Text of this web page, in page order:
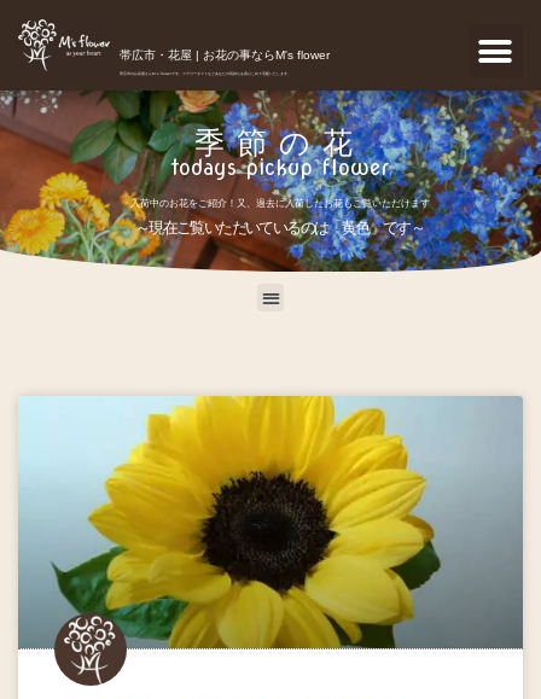
帯広市・花屋 | お花の事ならM's flower
帯広市のお花屋さんM's flowerです。フラワーギフトなどあなたの気持ちを真心こめて宅配いたします。
季節の花
todays pickup flower
入荷中のお花をご紹介！又、過去に入荷したお花もご覧いただけます
～現在ご覧いただいているのは「黄色」です～